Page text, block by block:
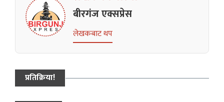
बीरगंज एक्सप्रेस
लेखकबाट थप
प्रतिक्रिया!